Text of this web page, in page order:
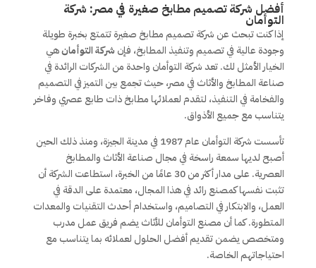
أفضل شركة تصميم مطابخ صغيرة في مصر: شركة
التوأمان
إذا كنت تبحث عن شركة تصميم مطابخ صغيرة تتمتع بخبرة طويلة
وجودة عالية في تصميم وتنفيذ المطابخ، فإن شركة التوأمانهي
الخيار الأمثل لك. تعد شركة التوأمان واحدة من الشركات الرائدة في
صناعة المطابخ والأثاث في مصر، حيث تجمع بين التميز في التصميم
والفخامة في التنفيذ، لتقدم لعملائها مطابخ ذات طابع عصري وفاخر
يتناسب مع جميع الأذواق.
تأسست شركة التوأمان عام 1987 في مدينة الجيزة، ومنذ ذلك الحين
أصبح لديها سمعة راسخة في مجال صناعة الأثاث والمطابخ
العصرية. على مدار أكثر من 30 عامًا من الخبرة، استطاعت الشركة أن
تثبت نفسها كمصنع رائد في هذا المجال، معتمدة على الدقة في
العمل، والابتكار في التصاميم، واستخدام أحدث التقنيات والمعدات
المتطورة. كما أن مصنع التوأمان للأثاث يضم فريق عمل مدرب
ومتخصص يضمن تقديم أفضل الحلول لعملائه بما يتناسب مع
احتياجاتهم الخاصة.